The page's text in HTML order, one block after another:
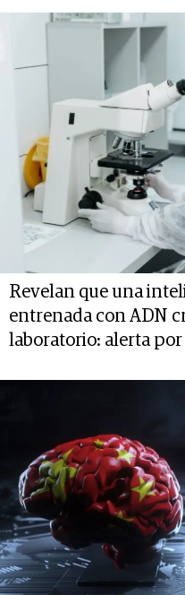
Revelan que una
entrenada con ADN
laboratorio: alerta